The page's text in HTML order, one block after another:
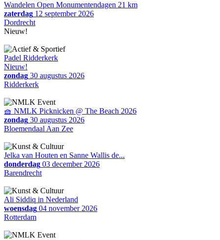
Wandelen Open Monumentendagen 21 km
zaterdag 12 september 2026
Dordrecht
Nieuw!
Padel Ridderkerk
Nieuw!
zondag 30 augustus 2026
Ridderkerk
🧺 NMLK Picknicken @ The Beach 2026
zondag 30 augustus 2026
Bloemendaal Aan Zee
Jelka van Houten en Sanne Wallis de...
donderdag 03 december 2026
Barendrecht
Ali Siddiq in Nederland
woensdag 04 november 2026
Rotterdam